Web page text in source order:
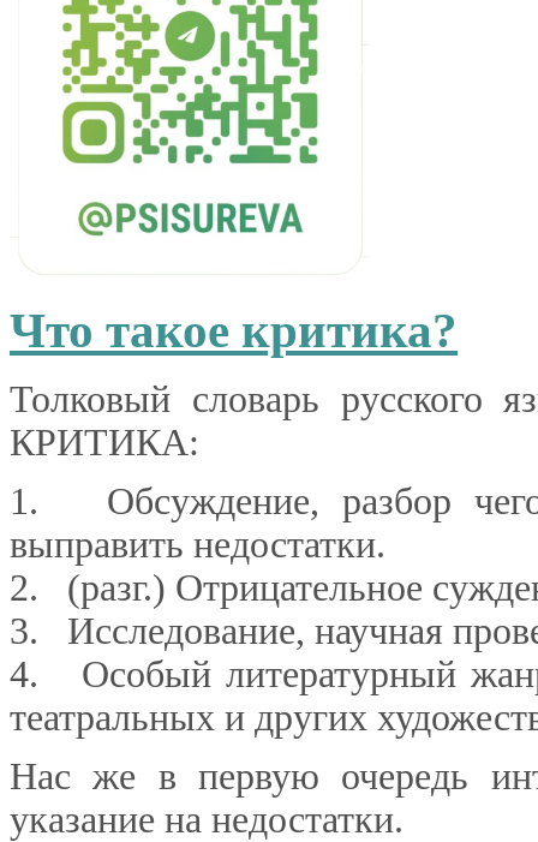
Что такое критика?
Толковый словарь русского
КРИТИКА:
1. Обсуждение, разбор
выправить недостатки.
2. (разг.) Отрицательное
3. Исследование, научная
4. Особый литературный
театральных и других
Нас же в первую очередь
указание на недостатки.